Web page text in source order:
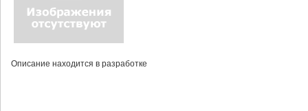
Описание находится в разработке